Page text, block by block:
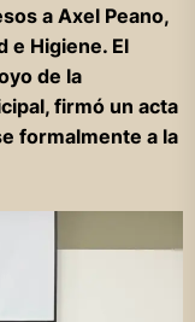
a Axel Peano,
e Higiene. El
de la
firmó un acta
formalmente a la